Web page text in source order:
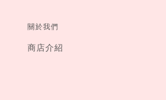
關於我們
商店介紹